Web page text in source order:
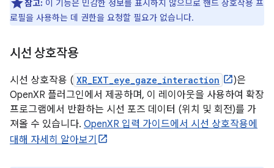
참고: 이 기능은 민감한 정보를 표시하지 않으므로 핸드 상호작용 프
로필을 사용하는 데 권한을 요청할 필요가 없습니다.
시선 상호작용
시선 상호작용 ( XR_EXT_eye_gaze_interaction
)은
OpenXR 플러그인에서 제공하며, 이 레이아웃을 사용하여 확장
프로그램에서 반환하는 시선 포즈 데이터 (위치 및 회전)를 가
져올 수 있습니다. OpenXR 입력 가이드에서 시선 상호작용에
대해 자세히 알아보기